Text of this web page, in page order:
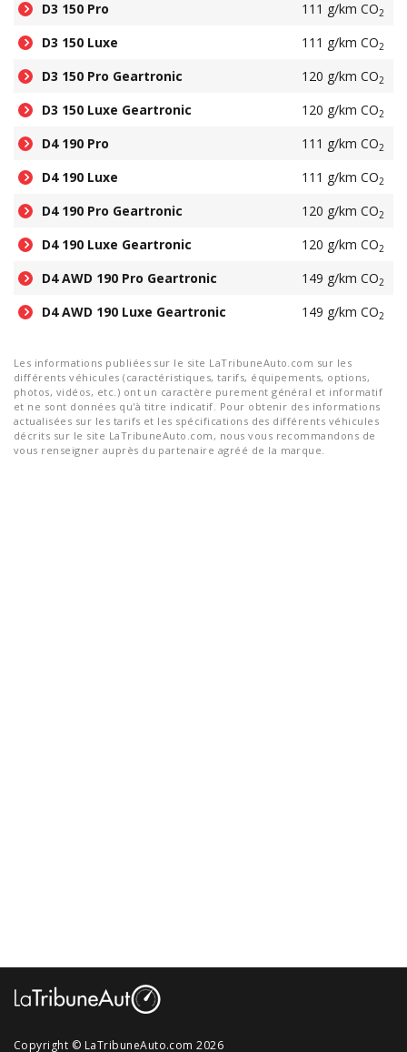
D3 150 Pro 111 g/km CO2
D3 150 Luxe 111 g/km CO2
D3 150 Pro Geartronic 120 g/km CO2
D3 150 Luxe Geartronic 120 g/km CO2
D4 190 Pro 111 g/km CO2
D4 190 Luxe 111 g/km CO2
D4 190 Pro Geartronic 120 g/km CO2
D4 190 Luxe Geartronic 120 g/km CO2
D4 AWD 190 Pro Geartronic 149 g/km CO2
D4 AWD 190 Luxe Geartronic 149 g/km CO2
Les informations publiées sur le site LaTribuneAuto.com sur les
différents véhicules (caractéristiques, tarifs, équipements, options,
photos, vidéos, etc.) ont un caractère purement général et informatif
et ne sont données qu'à titre indicatif. Pour obtenir des informations
actualisées sur les tarifs et les spécifications des différents véhicules
décrits sur le site LaTribuneAuto.com, nous vous recommandons de
vous renseigner auprès du partenaire agréé de la marque.
Copyright © LaTribuneAuto.com 2026